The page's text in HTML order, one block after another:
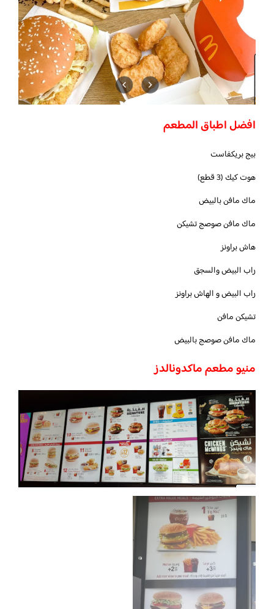
افضل اطباق المطعم
بيج بريكفاست
هوت كيك (3 قطع)
ماك مافن بالبيض
ماك مافن صوصج تشيكن
هاش براونز
راب البيض والسجق
راب البيض و الهاش براونز
تشيكن مافن
ماك مافن صوصج بالبيض
منيو مطعم ماكدونالدز